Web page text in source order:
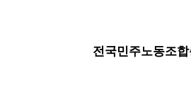
전국민주노동조